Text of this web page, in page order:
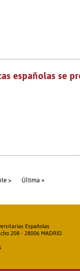
españolas se
> Última »
Españolas
208 - 28006 MADRID